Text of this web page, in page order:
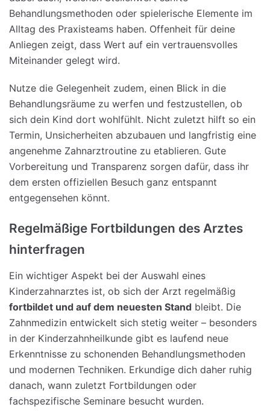
Behandlungsmethoden oder spielerische Elemente im
Alltag des Praxisteams haben. Offenheit für deine
Anliegen zeigt, dass Wert auf ein vertrauensvolles
Miteinander gelegt wird.
Nutze die Gelegenheit zudem, einen Blick in die
Behandlungsräume zu werfen und festzustellen, ob
sich dein Kind dort wohlfühlt. Nicht zuletzt hilft so ein
Termin, Unsicherheiten abzubauen und langfristig eine
angenehme Zahnarztroutine zu etablieren. Gute
Vorbereitung und Transparenz sorgen dafür, dass ihr
dem ersten offiziellen Besuch ganz entspannt
entgegensehen könnt.
Regelmäßige Fortbildungen des Arztes
hinterfragen
Ein wichtiger Aspekt bei der Auswahl eines
Kinderzahnarztes ist, ob sich der Arzt regelmäßig
fortbildet und auf dem neuesten Stand bleibt. Die
Zahnmedizin entwickelt sich stetig weiter – besonders
in der Kinderzahnheilkunde gibt es laufend neue
Erkenntnisse zu schonenden Behandlungsmethoden
und modernen Techniken. Erkundige dich daher ruhig
danach, wann zuletzt Fortbildungen oder
fachspezifische Seminare besucht wurden.